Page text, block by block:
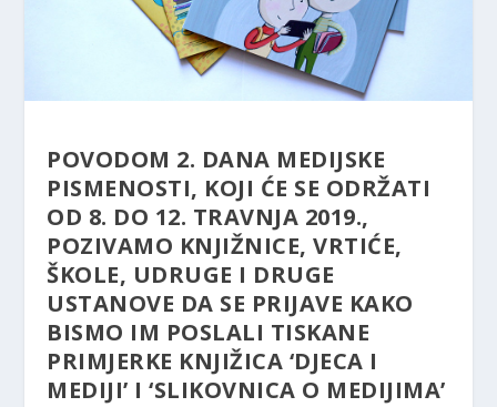
POVODOM 2. DANA MEDIJSKE
PISMENOSTI, KOJI ĆE SE ODRŽATI
OD 8. DO 12. TRAVNJA 2019.,
POZIVAMO KNJIŽNICE, VRTIĆE,
ŠKOLE, UDRUGE I DRUGE
USTANOVE DA SE PRIJAVE KAKO
BISMO IM POSLALI TISKANE
PRIMJERKE KNJIŽICA ‘DJECA I
MEDIJI’ I ‘SLIKOVNICA O MEDIJIMA’